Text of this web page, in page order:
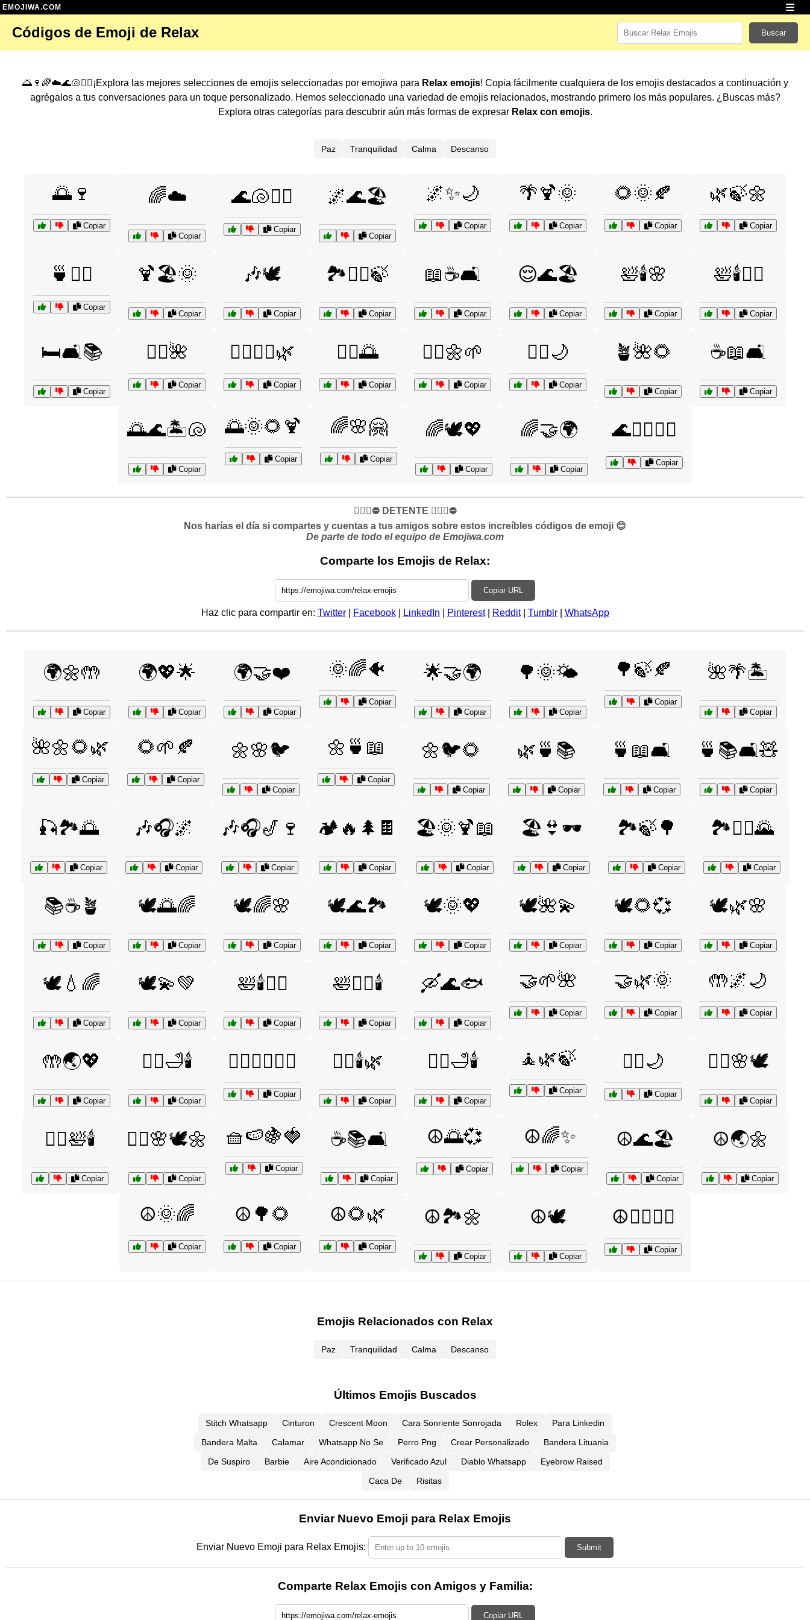
EMOJIWA.COM
Códigos de Emoji de Relax Buscar
🌅🍷🌈☁️🌊🐚🏄‍♀️¡Explora las mejores selecciones de emojis seleccionadas por emojiwa para Relax emojis! Copia fácilmente cualquiera de los emojis destacados a continuación y
agrégalos a tus conversaciones para un toque personalizado. Hemos seleccionado una variedad de emojis relacionados, mostrando primero los más populares. ¿Buscas más?
Explora otras categorías para descubrir aún más formas de expresar Relax con emojis.
Paz Tranquilidad Calma Descanso
🌅🍷
Copiar
🌈☁️
Copiar
🌊🐚🏄‍♀️
Copiar
🌌🌊🏖️
Copiar
🌌✨🌙
Copiar
🌴🍹🌞
Copiar
🌻🌞🍂
Copiar
🌿🍃🌼
Copiar
🍵🧘‍♂️
Copiar
🍹🏖️🌞
Copiar
🎶🕊️
Copiar
🏞️🚶‍♂️🍃
Copiar
📖☕🛋️
Copiar
😌🌊🏖️
Copiar
🛀🕯️🌸
Copiar
🛀🕯️💆‍♂️
Copiar
🛏️🛋️📚
Copiar
🧖‍♀️🌺
Copiar
🧖‍♂️💆‍♀️🌿
Copiar
🧘‍♀️🌅
Copiar
🧘‍♀️🌼🌱
Copiar
🧘‍♂️🌙
Copiar
🪴🌺🌻
Copiar
☕📖🛋️
Copiar
🌅🌊🏝️🐚
Copiar
🌅🌞🌻🍹
Copiar
🌈🌸🤗
Copiar
🌈🕊️💖
Copiar
🌈🤝🌍
Copiar
🌊🏄‍♀️🏄‍♂️
Copiar
✋🏻🛑⛔️ DETENTE ✋🏻🛑⛔️
Nos harías el día si compartes y cuentas a tus amigos sobre estos increíbles códigos de emoji 😊
De parte de todo el equipo de Emojiwa.com
Comparte los Emojis de Relax:
Copiar URL
Haz clic para compartir en: Twitter| Facebook| LinkedIn Pinterest| Reddit| Tumblr| WhatsApp
🌍🌼🤲
Copiar
🌍💖🌟
Copiar
🌍🤝❤️
Copiar
🌞🌈🐠
Copiar
🌟🤝🌍
Copiar
🌳🌞🌤️
Copiar
🌳🍃🍂
Copiar
🌺🌴🏝️
Copiar
🌺🌼🌻🌿
Copiar
🌻🌱🍂
Copiar
🌼🌸🐦
Copiar
🌼🍵📖
Copiar
🌼🐦🌻
Copiar
🌿🍵📚
Copiar
🍵📖🛋️
Copiar
🍵📚🛋️🧸
Copiar
🎣🏞️🌅
Copiar
🎶🎧🌌
Copiar
🎶🎧🎷🍷
Copiar
🏕️🔥🌲🍫
Copiar
🏖️🌞🍹📖
Copiar
🏖️👙🕶️
Copiar
🏞️🍃🌳
Copiar
🏞️🚴‍♀️🌄
Copiar
📚☕🪴
Copiar
🕊️🌅🌈
Copiar
🕊️🌈🌸
Copiar
🕊️🌊🏞️
Copiar
🕊️🌞💖
Copiar
🕊️🌺💫
Copiar
🕊️🌻💞
Copiar
🕊️🌿🌸
Copiar
🕊️💧🌈
Copiar
🕊️💫💚
Copiar
🛀🕯️🧖‍♀️
Copiar
🛀🧖‍♀️🕯️
Copiar
🛶🌊🐟
Copiar
🤝🌱🌺
Copiar
🤝🌿🌞
Copiar
🤲🌌🌙
Copiar
🤲🌏💖
Copiar
🧖‍♀️🛁🕯️
Copiar
🧖‍♂️💆‍♀️🧖‍♀️
Copiar
🧖‍♂️🕯️🌿
Copiar
🧖‍♂️🛁🕯️
Copiar
🧘🌿🍃
Copiar
🧘‍♀️🌙
Copiar
🧘‍♀️🌸🕊️
Copiar
🧘‍♀️🛀🕯️
Copiar
🧘‍♂️🌸🕊️🌼
Copiar
🧺🍉🍇🍓
Copiar
☕📚🛋️
Copiar
☮️🌅💞
Copiar
☮️🌈✨
Copiar
☮️🌊🏖️
Copiar
☮️🌏🌼
Copiar
☮️🌞🌈
Copiar
☮️🌳🌻
Copiar
☮️🌻🌿
Copiar
☮️🏞️🌼
Copiar
☮️🕊️
Copiar
☮️🧘‍♂️🧘‍♀️
Copiar
Emojis Relacionados con Relax
Paz Tranquilidad Calma Descanso
Últimos Emojis Buscados
Stitch Whatsapp Cinturon Crescent Moon Cara Sonriente Sonrojada Rolex
Para Linkedin
Bandera Malta
Calamar Whatsapp No Se Perro Png Crear Personalizado
Bandera Lituania
De Suspiro
Barbie Aire Acondicionado Verificado Azul Diablo Whatsapp
Eyebrow Raised
Caca De
Risitas
Enviar Nuevo Emoji para Relax Emojis
Enviar Nuevo Emoji para Relax Emojis: Submit
Comparte Relax Emojis con Amigos y Familia:
Copiar URL